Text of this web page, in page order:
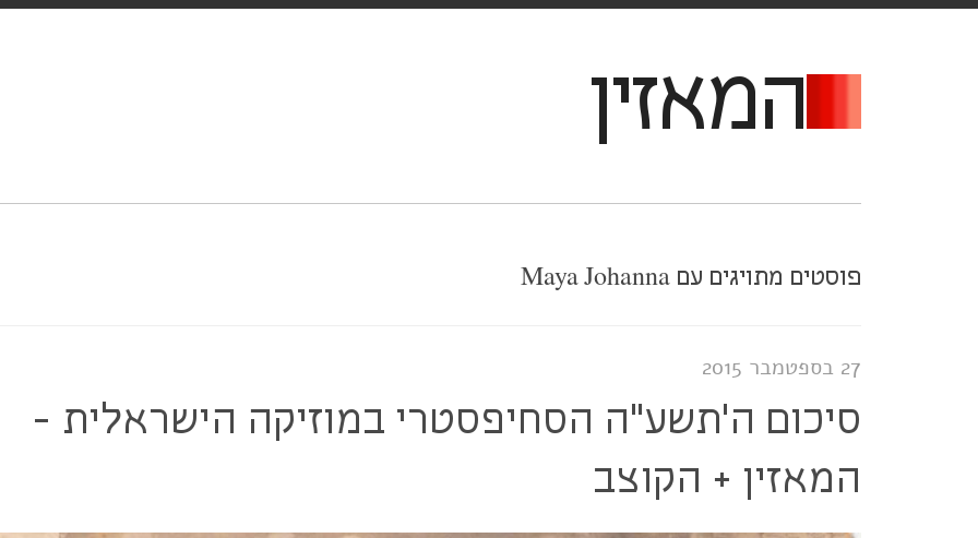
המאזין
פוסטים מתויגים עם Maya Johanna
27 בספטמבר 2015
סיכום ה'תשע"ה הסחיפסטרי במוזיקה הישראלית -
המאזין + הקוצב